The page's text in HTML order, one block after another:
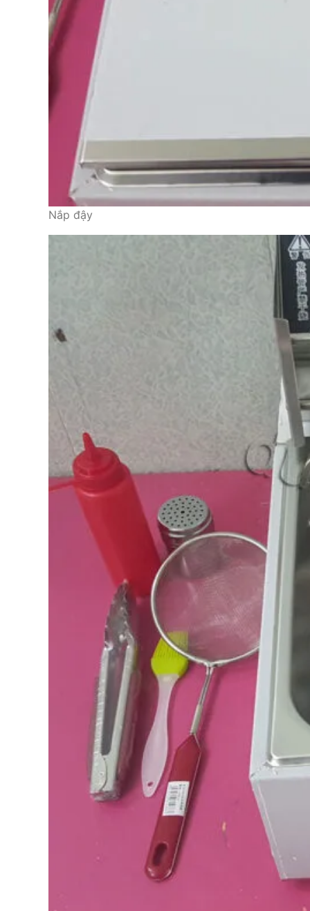
Nắp đậy